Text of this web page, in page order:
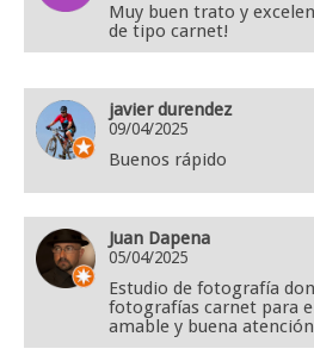
Muy buen trato y
de tipo carnet!
javier durendez
09/04/2025
Buenos rápido
Juan Dapena
05/04/2025
Estudio de fotografía
fotografías carnet para
amable y buena